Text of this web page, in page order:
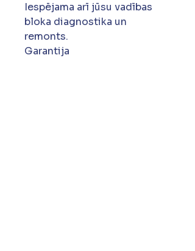
Iespējama arī jūsu vadības
bloka diagnostika un
remonts.
Garantija